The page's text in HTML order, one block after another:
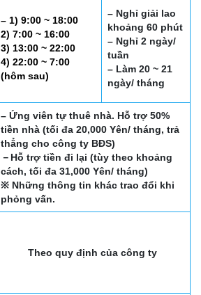
– 1) 9:00 ~ 18:00
2) 7:00 ~ 16:00
3) 13:00 ~ 22:00
4) 22:00 ~ 7:00
(hôm sau)
– Nghỉ giải lao
khoảng 60 phút
– Nghỉ 2 ngày/
tuần
– Làm 20 ~ 21
ngày/ tháng
– Ứng viên tự thuê nhà. Hỗ trợ 50%
tiền nhà (tối đa 20,000 Yên/ tháng, trả
thẳng cho công ty BĐS)
－Hỗ trợ tiền đi lại (tùy theo khoảng
cách, tối đa 31,000 Yên/ tháng)
※ Những thông tin khác trao đổi khi
phỏng vấn.
Theo quy định của công ty